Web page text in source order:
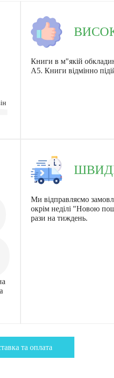
Книги в м"якій
А5. Книги відмінно
Ми відправляємо
окрім неділі "Новою
рази на тиждень.
та оплата